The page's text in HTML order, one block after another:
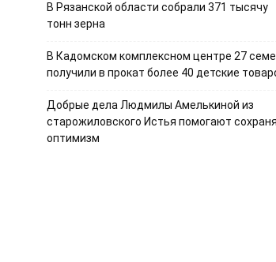
В Рязанской области собрали 371 тысячу
тонн зерна
В Кадомском комплексном центре 27
получили в прокат более 40 детские
Добрые дела Людмилы Амелькиной из
старожиловского Истья помогают
оптимизм